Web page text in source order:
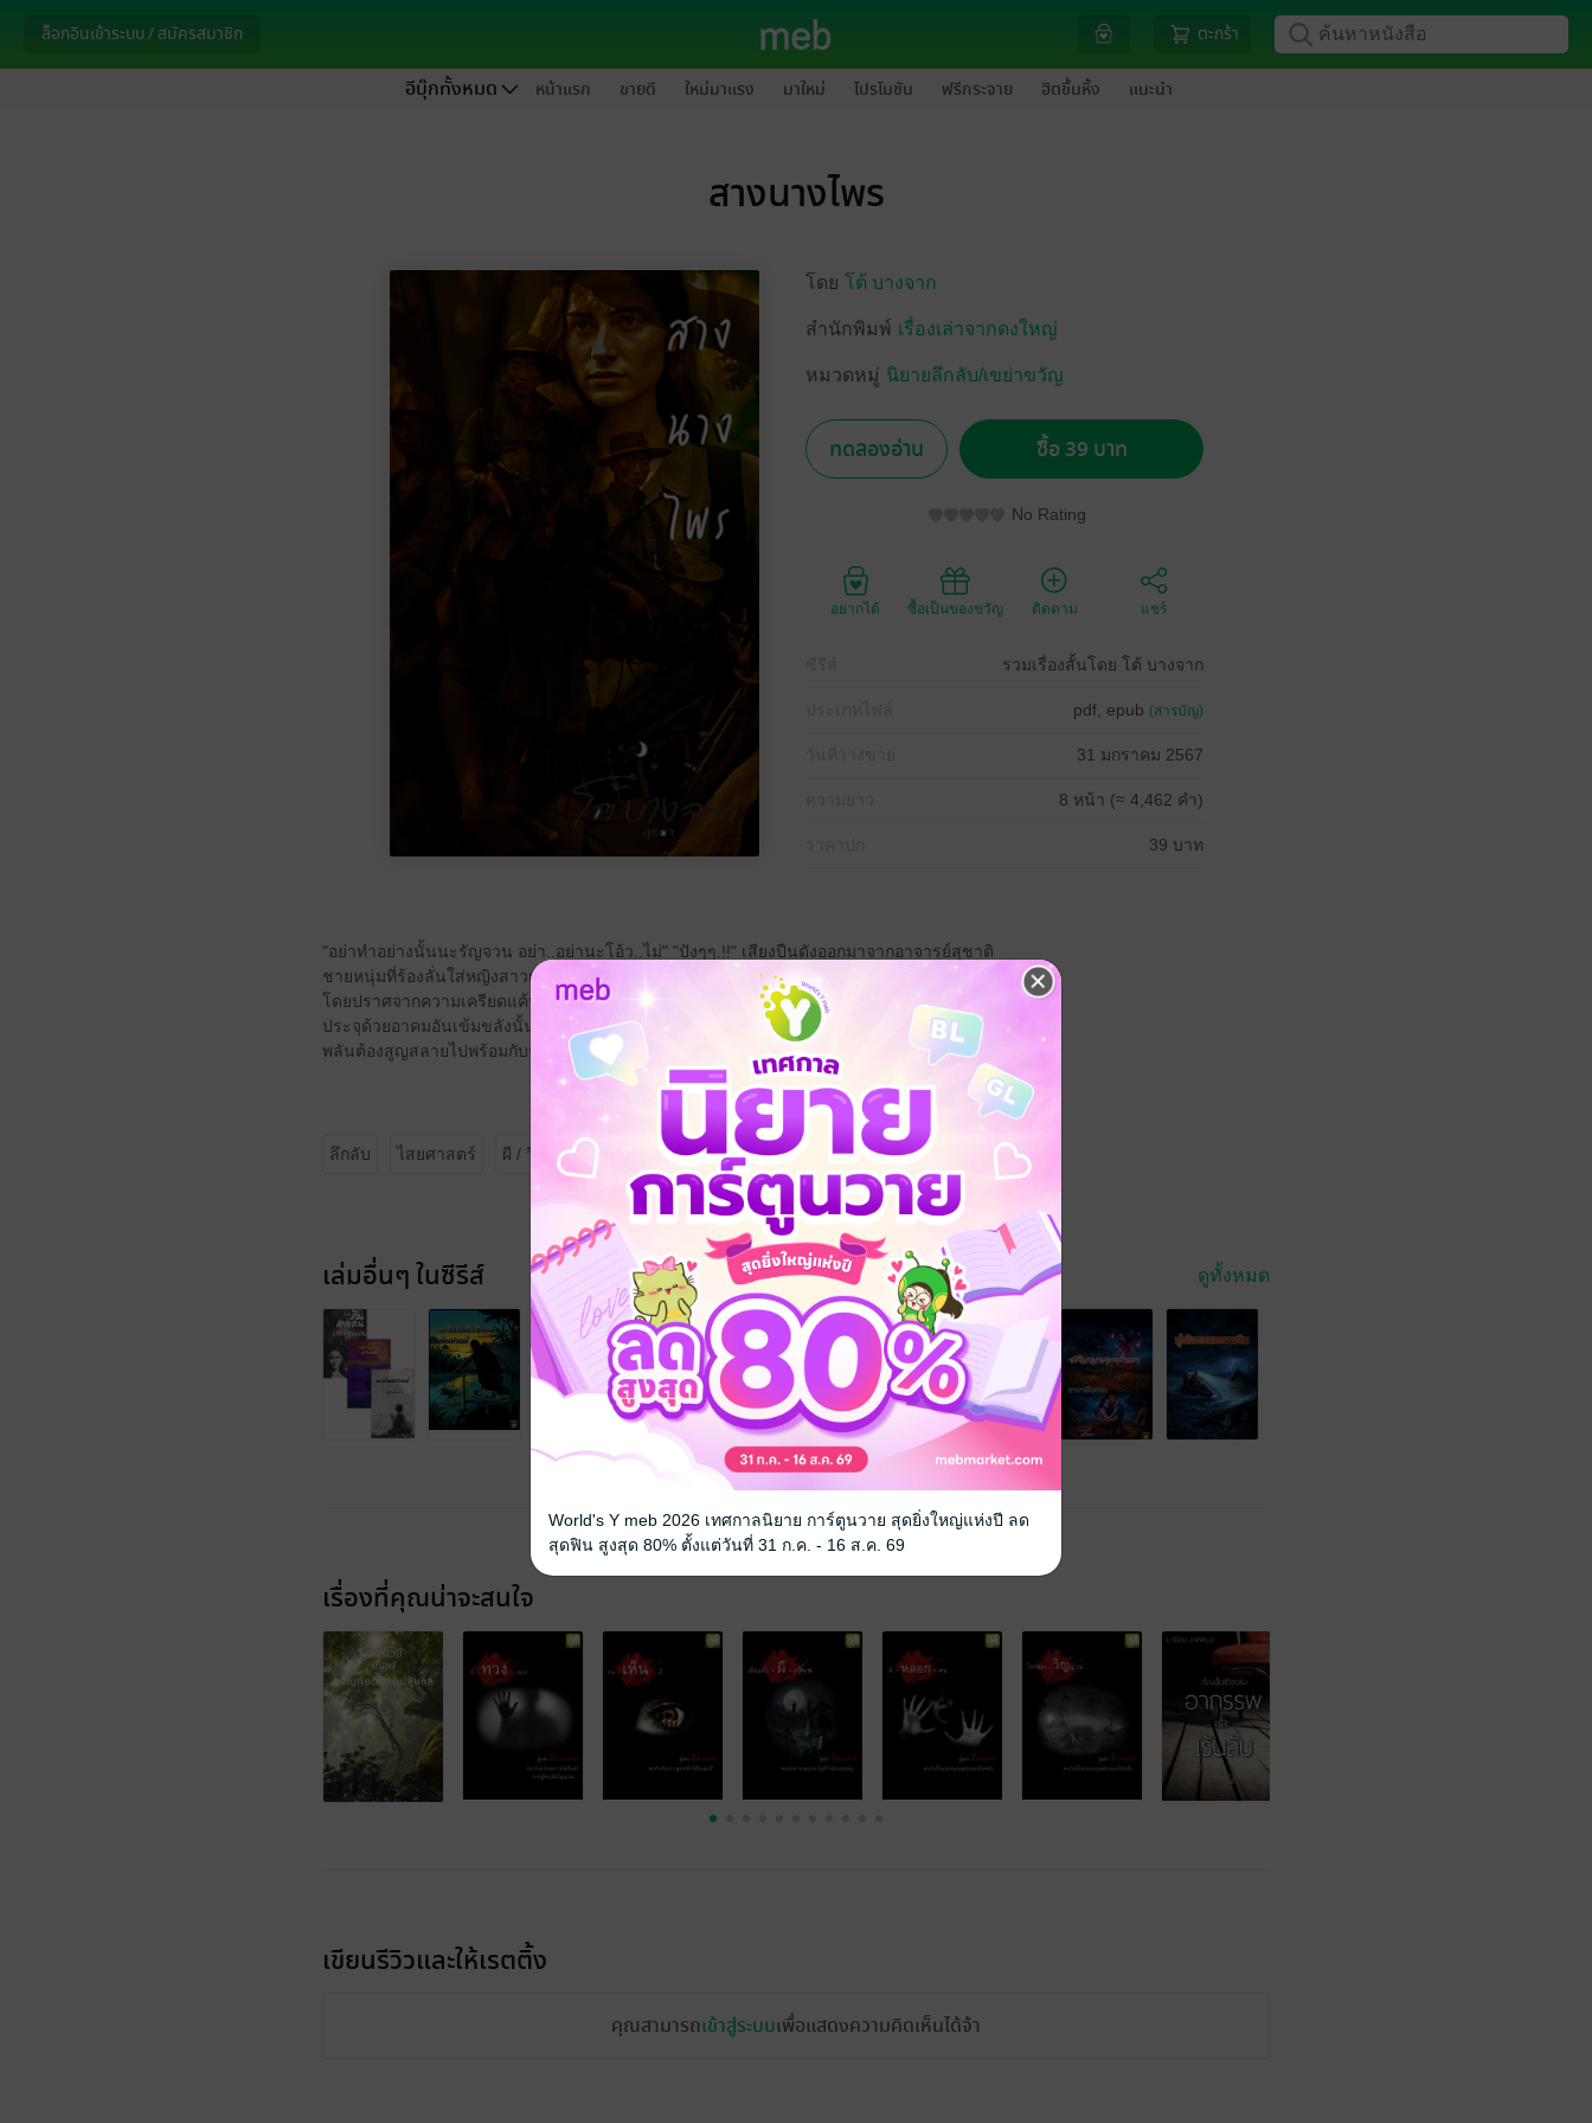
ล็อกอินเข้าระบบ / สมัครสมาชิก ตะกร้า
อีบุ๊กทั้งหมด หน้าแรก ขายดี ใหม่มาแรง มาใหม่ โปรโมชัน ฟรีกระจาย ฮิตขึ้นหิ้ง แนะนำ
สางนางไพร
โดย โต้ บางจาก
สำนักพิมพ์ เรื่องเล่าจากดงใหญ่
หมวดหมู่ นิยายลึกลับ/เขย่าขวัญ
ทดลองอ่าน ซื้อ 39 บาท
No Rating
อยากได้ ซื้อเป็นของขวัญ ติดตาม แชร์
รวมเรื่องสั้นโดย โต้ บางจาก
pdf, epub (สารบัญ)
31 มกราคม 2567
8 หน้า (≈ 4,462 คำ)
39 บาท
"อย่าทำอย่างนั้นนะรัญจวน อย่า..อย่านะโอ้ว..ไม่" "ปังๆๆ.!!" เสียงปืนดังออกมาจากอาจารย์สุชาติ
ชายหนุ่มที่ร้องลั่นใส่หญิงสาวเมื่อสักครู่นี่เอง แววตาอันแดงกล่ำคู่นั้นหันมองมาพลางแสยะยิ้มร่า
โดยปราศจากความเครียดแค้น น้อมรับความพ่ายแพ้แก่ชะตากรรม แต่ว่าบาดแผลที่เกิดจากกระสุนเงิน
ประจุด้วยอาคมอันเข้มขลังนั้น มันทำให้ร่างของอสูรร้ายที่แฝงอยู่ในกายของหญิงสาวมานาน
พลันต้องสูญสลายไปพร้อมกับร่างของเธอตลอดกาล... "กรี้ด...อ๊ากส์........."
ลึกลับ ไสยศาสตร์ ผี / วิญญาณ เรื่องเล่า
เล่มอื่นๆ ในซีรีส์ ดูทั้งหมด
เรื่องที่คุณน่าจะสนใจ
เขียนรีวิวและให้เรตติ้ง
คุณสามารถเข้าสู่ระบบเพื่อแสดงความคิดเห็นได้จ้า
World's Y meb 2026 เทศกาลนิยาย การ์ตูนวาย สุดยิ่งใหญ่แห่งปี ลด
สุดฟิน สูงสุด 80% ตั้งแต่วันที่ 31 ก.ค. - 16 ส.ค. 69